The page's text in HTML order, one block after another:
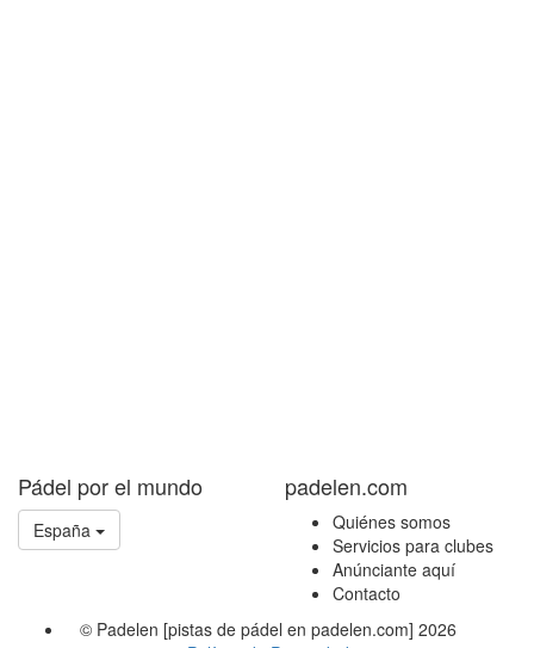
Pádel por el mundo
España
padelen.com
Quiénes somos
Servicios para clubes
Anúnciante aquí
Contacto
© Padelen [pistas de pádel en padelen.com] 2026